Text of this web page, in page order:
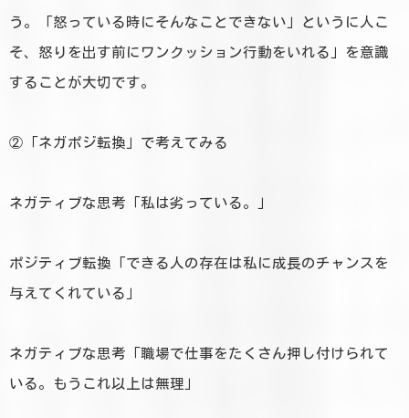
う。「怒っている時にそんなことできない」というに人こ
そ、怒りを出す前にワンクッション行動をいれる」を意識
することが大切です。
②「ネガポジ転換」で考えてみる
ネガティブな思考「私は劣っている。」
ポジティブ転換「できる人の存在は私に成長のチャンスを
与えてくれている」
ネガティブな思考「職場で仕事をたくさん押し付けられて
いる。もうこれ以上は無理」